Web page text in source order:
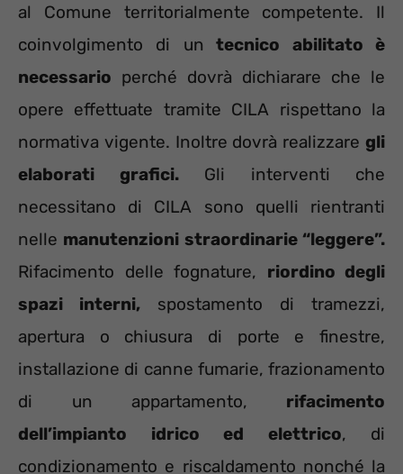
al Comune territorialmente competente. Il
coinvolgimento di un tecnico abilitato è
necessario perché dovrà dichiarare che le
opere effettuate tramite CILA rispettano la
normativa vigente. Inoltre dovrà realizzare gli
elaborati grafici.Gli interventi che
necessitano di CILA sono quelli rientranti
nelle manutenzioni straordinarie “leggere”.
Rifacimento delle fognature, riordino degli
spazi interni, spostamento di tramezzi,
apertura o chiusura di porte e finestre,
installazione di canne fumarie, frazionamento
di un appartamento, rifacimento
dell’impianto idrico ed elettrico, di
condizionamento e riscaldamento nonché la